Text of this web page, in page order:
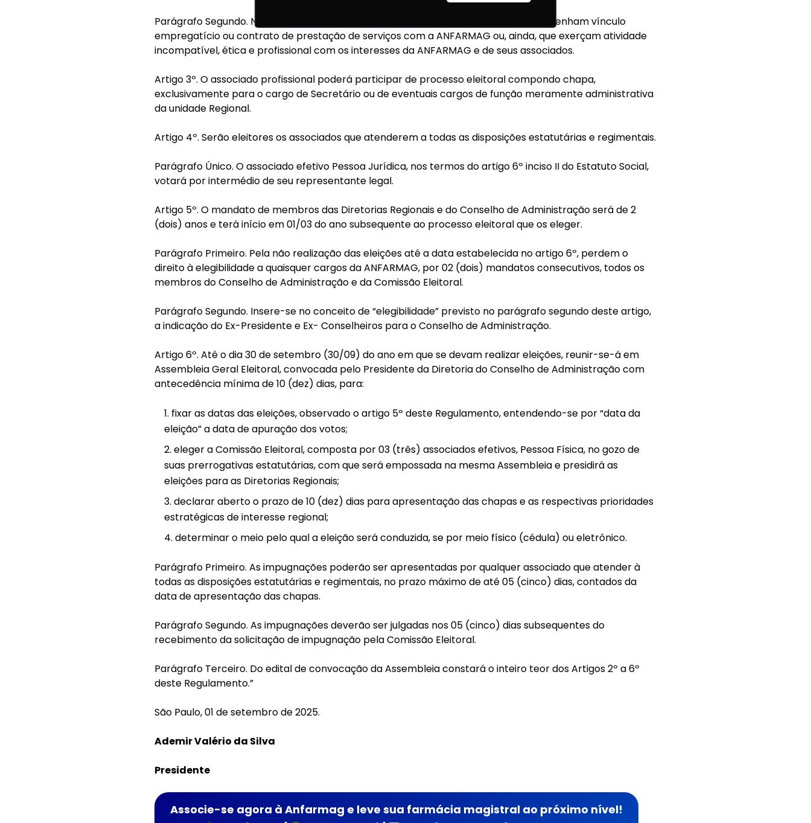
Parágrafo Segundo. Não são elegíveis os associados efetivos Pessoa Física que mantenham vínculo
empregatício ou contrato de prestação de serviços com a ANFARMAG ou, ainda, que exerçam atividade
incompatível, ética e profissional com os interesses da ANFARMAG e de seus associados.
Artigo 3º. O associado profissional poderá participar de processo eleitoral compondo chapa,
exclusivamente para o cargo de Secretário ou de eventuais cargos de função meramente administrativa
da unidade Regional.
Artigo 4º. Serão eleitores os associados que atenderem a todas as disposições estatutárias e regimentais.
Parágrafo Único. O associado efetivo Pessoa Jurídica, nos termos do artigo 6º inciso II do Estatuto Social,
votará por intermédio de seu representante legal.
Artigo 5º. O mandato de membros das Diretorias Regionais e do Conselho de Administração será de 2
(dois) anos e terá início em 01/03 do ano subsequente ao processo eleitoral que os eleger.
Parágrafo Primeiro. Pela não realização das eleições até a data estabelecida no artigo 6º, perdem o
direito à elegibilidade a quaisquer cargos da ANFARMAG, por 02 (dois) mandatos consecutivos, todos os
membros do Conselho de Administração e da Comissão Eleitoral.
Parágrafo Segundo. Insere-se no conceito de “elegibilidade” previsto no parágrafo segundo deste artigo,
a indicação do Ex-Presidente e Ex- Conselheiros para o Conselho de Administração.
Artigo 6º. Até o dia 30 de setembro (30/09) do ano em que se devam realizar eleições, reunir-se-á em
Assembleia Geral Eleitoral, convocada pelo Presidente da Diretoria do Conselho de Administração com
antecedência mínima de 10 (dez) dias, para:
fixar as datas das eleições, observado o artigo 5º deste Regulamento, entendendo-se por “data da
eleição” a data de apuração dos votos;
eleger a Comissão Eleitoral, composta por 03 (três) associados efetivos, Pessoa Física, no gozo de
suas prerrogativas estatutárias, com que será empossada na mesma Assembleia e presidirá as
eleições para as Diretorias Regionais;
declarar aberto o prazo de 10 (dez) dias para apresentação das chapas e as respectivas prioridades
estratégicas de interesse regional;
determinar o meio pelo qual a eleição será conduzida, se por meio físico (cédula) ou eletrônico.
Parágrafo Primeiro. As impugnações poderão ser apresentadas por qualquer associado que atender à
todas as disposições estatutárias e regimentais, no prazo máximo de até 05 (cinco) dias, contados da
data de apresentação das chapas.
Parágrafo Segundo. As impugnações deverão ser julgadas nos 05 (cinco) dias subsequentes do
recebimento da solicitação de impugnação pela Comissão Eleitoral.
Parágrafo Terceiro. Do edital de convocação da Assembleia constará o inteiro teor dos Artigos 2º a 6º
deste Regulamento.”
São Paulo, 01 de setembro de 2025.
Ademir Valério da Silva
Presidente
Associe-se agora à Anfarmag e leve sua farmácia magistral ao próximo nível!